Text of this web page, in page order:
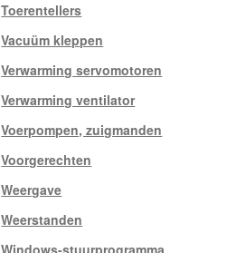
Toerentellers
Vacuüm kleppen
Verwarming servomotoren
Verwarming ventilator
Voerpompen, zuigmanden
Voorgerechten
Weergave
Weerstanden